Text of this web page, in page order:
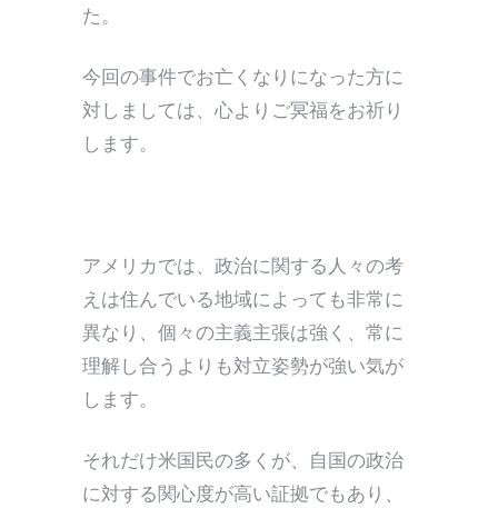
た。
今回の事件でお亡くなりになった方に
対しましては、心よりご冥福をお祈り
します。
アメリカでは、政治に関する人々の考
えは住んでいる地域によっても非常に
異なり、個々の主義主張は強く、常に
理解し合うよりも対立姿勢が強い気が
します。
それだけ米国民の多くが、自国の政治
に対する関心度が高い証拠でもあり、